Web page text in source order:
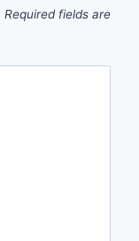
Required fields are